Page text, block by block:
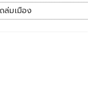
มเมือง